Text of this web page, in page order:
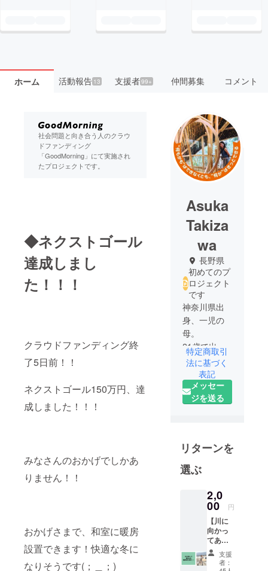
ホーム 活動報告13 支援者99+ 仲間募集 コメント
社会問題と向き合う人のクラウ
ドファンディング
「GoodMorning」にて実施され
たプロジェクトです。
◆ネクストゴール
達成しまし
た！！！
クラウドファンディング終
了5日前！！
ネクストゴール150万円、達
成しました！！！
みなさんのおかげでしかあ
りません！！
おかげさまで、和室に暖房
設置できます！快適な冬に
なりそうです(；＿；)
Asuka
Takiza
wa
長野県
初めてのプ
ロジェクト
です
神奈川県出
身、一児の
母。
21歳で出産
→離婚→34
歳で再婚。
親子で地球3
周を経験！
認定こども
園に務めな
がら、週末
は夫と仲間
たちとプレ
イパークを
運営。
1度きりの人
生、めいっ
特定商取引
法に基づく
表記
メッセー
ジを送る
リターンを
選ぶ
2,0
00 円
【川に
向かっ
てあな
たの名
前を叫
びま
支援
者：